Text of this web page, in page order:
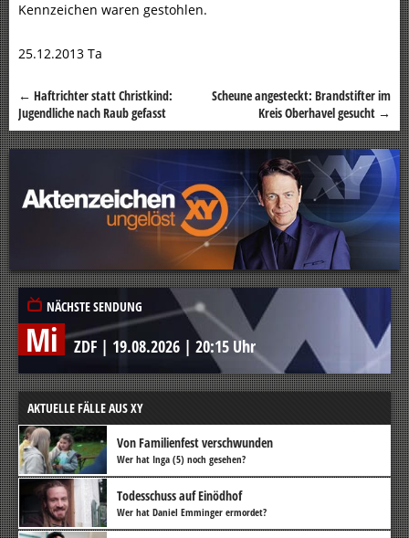
Kennzeichen waren gestohlen.
25.12.2013 Ta
Beitragsnavigation
← Haftrichter statt Christkind:
Jugendliche nach Raub gefasst
Scheune angesteckt: Brandstifter im
Kreis Oberhavel gesucht →
NÄCHSTE SENDUNG
Mi ZDF | 19.08.2026 | 20:15 Uhr
AKTUELLE FÄLLE AUS XY
Von Familienfest verschwunden
Wer hat Inga (5) noch gesehen?
Todesschuss auf Einödhof
Wer hat Daniel Emminger ermordet?